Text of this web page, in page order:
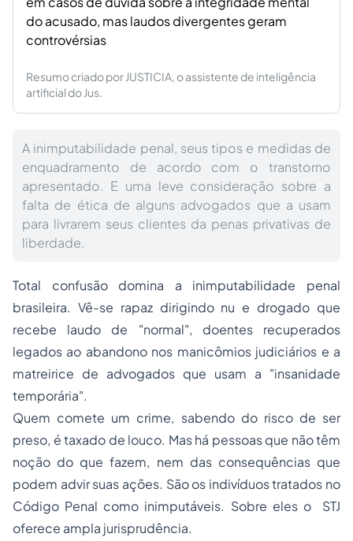
do acusado, mas laudos divergentes geram
controvérsias
Resumo criado por JUSTICIA, o assistente de inteligência
artificial do Jus.
A inimputabilidade penal, seus tipos e medidas de
enquadramento de acordo com o transtorno
apresentado. E uma leve consideração sobre a
falta de ética de alguns advogados que a usam
para livrarem seus clientes da penas privativas de
liberdade.
Total confusão domina a inimputabilidade penal
brasileira. Vê-se rapaz dirigindo nu e drogado que
recebe laudo de "normal", doentes recuperados
legados ao abandono nos manicômios judiciários e a
matreirice de advogados que usam a "insanidade
temporária".
Quem comete um crime, sabendo do risco de ser
preso, é taxado de louco. Mas há pessoas que não têm
noção do que fazem, nem das consequências que
podem advir suas ações. São os indivíduos tratados no
Código Penal como inimputáveis. Sobre eles o STJ
oferece ampla jurisprudência.